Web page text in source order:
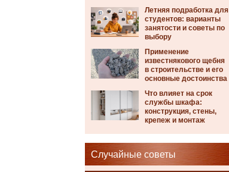
Летняя подработка для
студентов: варианты
занятости и советы по
выбору
Применение
известнякового щебня
в строительстве и его
основные достоинства
Что влияет на срок
службы шкафа:
конструкция, стены,
крепеж и монтаж
Случайные советы